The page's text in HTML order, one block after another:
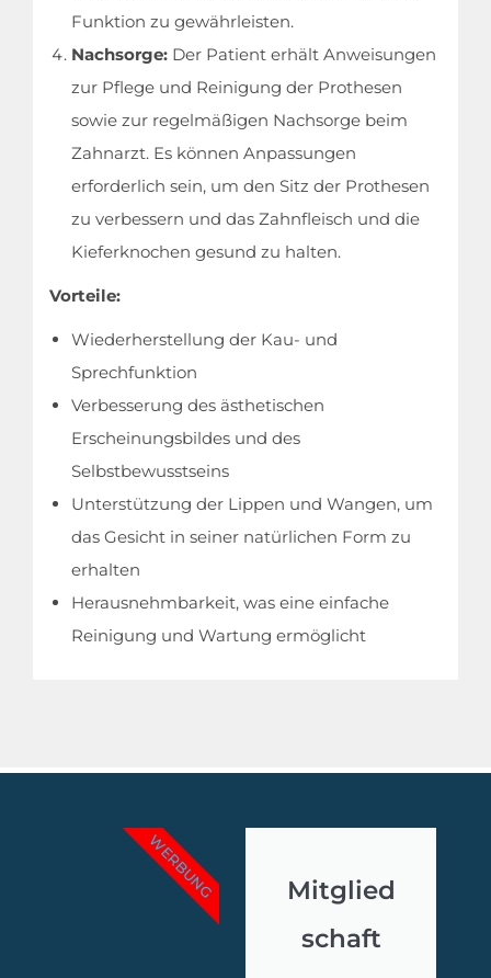
Funktion zu gewährleisten.
Nachsorge: Der Patient erhält Anweisungen
zur Pflege und Reinigung der Prothesen
sowie zur regelmäßigen Nachsorge beim
Zahnarzt. Es können Anpassungen
erforderlich sein, um den Sitz der Prothesen
zu verbessern und das Zahnfleisch und die
Kieferknochen gesund zu halten.
Vorteile:
Wiederherstellung der Kau- und
Sprechfunktion
Verbesserung des ästhetischen
Erscheinungsbildes und des
Selbstbewusstseins
Unterstützung der Lippen und Wangen, um
das Gesicht in seiner natürlichen Form zu
erhalten
Herausnehmbarkeit, was eine einfache
Reinigung und Wartung ermöglicht
Mitglied
schaft
WERBUNG
Leitfaden
Unternehmen
Kontakt